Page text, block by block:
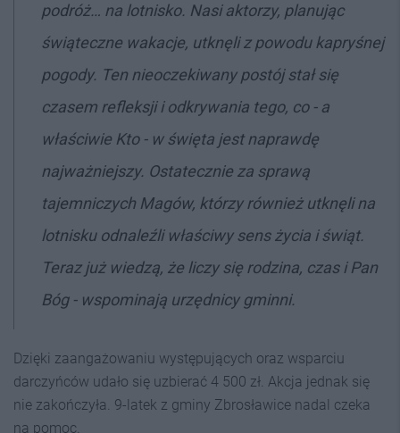
podróż… na lotnisko. Nasi aktorzy, planując
świąteczne wakacje, utknęli z powodu kapryśnej
pogody. Ten nieoczekiwany postój stał się
czasem refleksji i odkrywania tego, co - a
właściwie Kto - w święta jest naprawdę
najważniejszy. Ostatecznie za sprawą
tajemniczych Magów, którzy również utknęli na
lotnisku odnaleźli właściwy sens życia i świąt.
Teraz już wiedzą, że liczy się rodzina, czas i Pan
Bóg - wspominają urzędnicy gminni.
Dzięki zaangażowaniu występujących oraz wsparciu
darczyńców udało się uzbierać 4 500 zł. Akcja jednak się
nie zakończyła. 9-latek z gminy Zbrosławice nadal czeka
na pomoc.